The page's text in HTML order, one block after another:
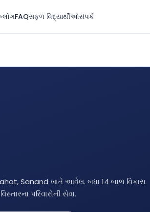
FAQસફળ વિદ્યાર્થીઓસંપર્ક
Sanand ખાતે આવેલ. બધા 14 બાળ વિકાસ
પરિવારોની સેવા.